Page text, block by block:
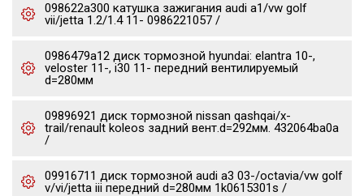
098622a300 катушка зажигания audi a1/vw golf
vii/jetta 1.2/1.4 11- 0986221057 /
0986479a12 диск тормозной hyundai: elantra 10-,
veloster 11-, i30 11- передний вентилируемый
d=280мм
09896921 диск тормозной nissan qashqai/x-
trail/renault koleos задний вент.d=292мм. 432064ba0a
/
09916711 диск тормозной audi a3 03-/octavia/vw golf
v/vi/jetta iii передний d=280мм 1k0615301s /